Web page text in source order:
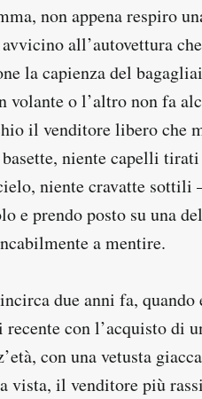
non appena respiro
all’autovettura
la capienza del
volante o l’altro non fa
il venditore libero che
niente capelli
niente cravatte
e prendo posto su una
a mentire.
due anni fa,
con l’acquisto di
con una vetusta
vista, il venditore più